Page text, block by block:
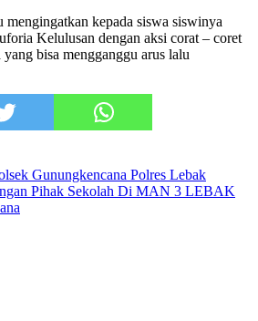
kepada siswa siswinya
Kelulusan dengan aksi corat – coret
bisa mengganggu arus lalu
Gunungkencana Polres Lebak
Pihak Sekolah Di MAN 3 LEBAK